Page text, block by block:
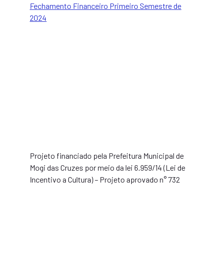
Fechamento Financeiro Primeiro Semestre de
2024
Projeto financiado pela Prefeitura Municipal de
Mogi das Cruzes por meio da lei 6.959/14 (Lei de
Incentivo a Cultura) – Projeto aprovado n° 732